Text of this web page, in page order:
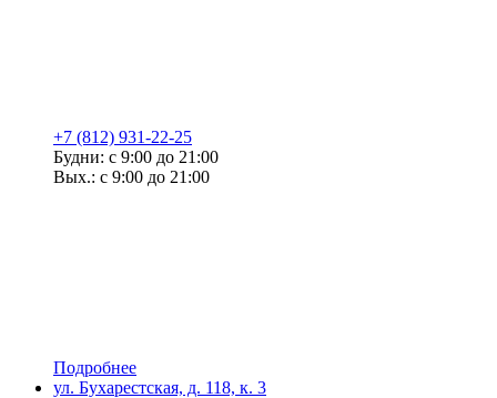
+7 (812) 931-22-25
Будни: с 9:00 до 21:00
Вых.: с 9:00 до 21:00
Подробнее
ул. Бухарестская, д. 118, к. 3